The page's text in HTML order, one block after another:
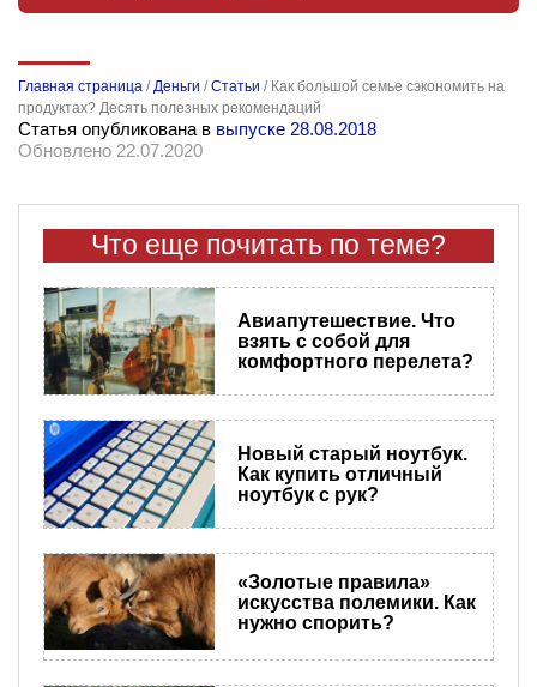
Главная страница /Деньги /Статьи / Как большой семье сэкономить на
продуктах? Десять полезных рекомендаций
Статья опубликована в выпуске 28.08.2018
Обновлено 22.07.2020
Что еще почитать по теме?
Авиапутешествие. Что
взять с собой для
комфортного перелета?
Новый старый ноутбук.
Как купить отличный
ноутбук с рук?
«Золотые правила»
искусства полемики. Как
нужно спорить?